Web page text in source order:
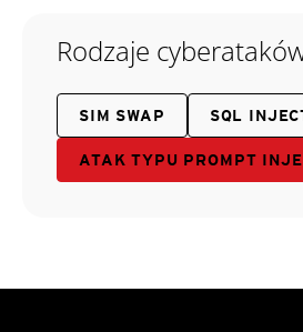
Rodzaje
SIM SWAP SQL
ATAK TYPU PROMPT